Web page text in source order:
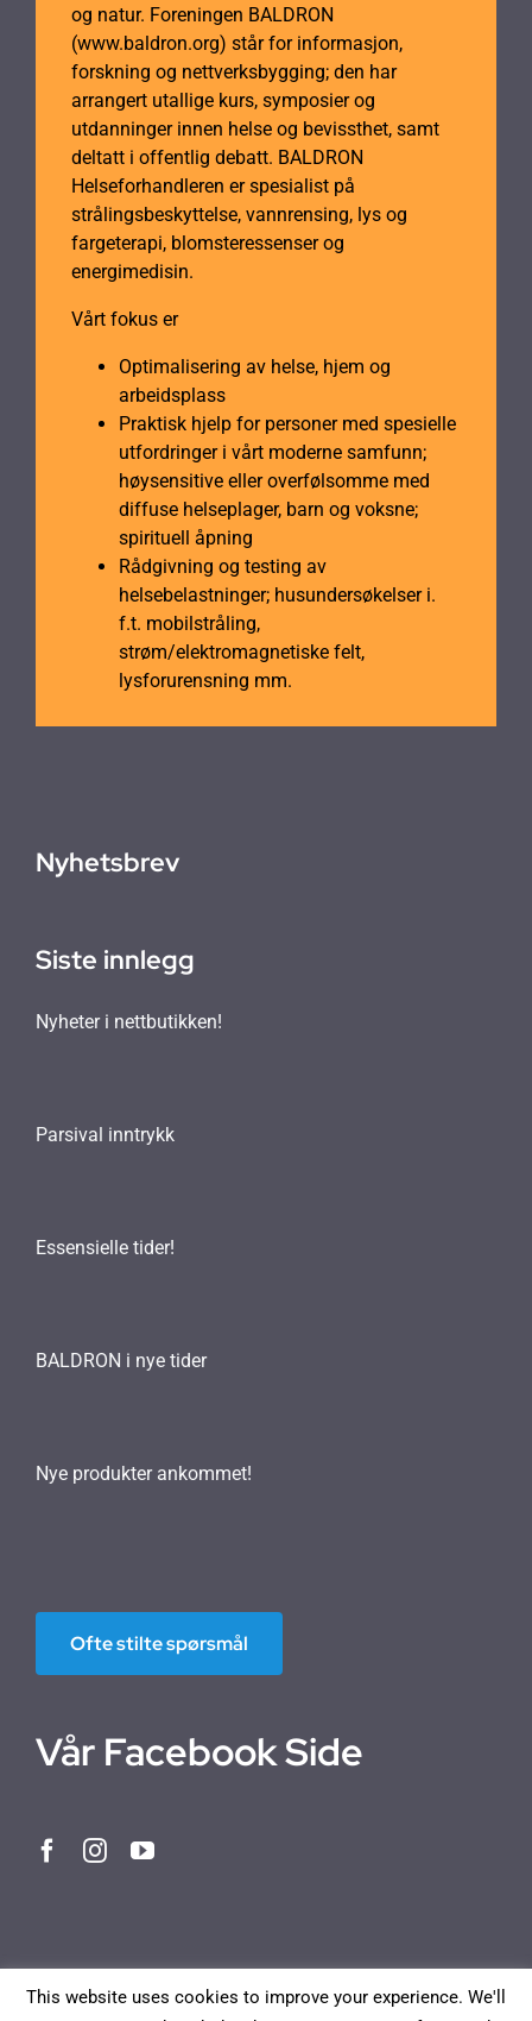
og natur. Foreningen BALDRON
(www.baldron.org) står for informasjon,
forskning og nettverksbygging; den har
arrangert utallige kurs, symposier og
utdanninger innen helse og bevissthet, samt
deltatt i offentlig debatt. BALDRON
Helseforhandleren er spesialist på
strålingsbeskyttelse, vannrensing, lys og
fargeterapi, blomsteressenser og
energimedisin.
Vårt fokus er
Optimalisering av helse, hjem og
arbeidsplass
Praktisk hjelp for personer med spesielle
utfordringer i vårt moderne samfunn;
høysensitive eller overfølsomme med
diffuse helseplager, barn og voksne;
spirituell åpning
Rådgivning og testing av
helsebelastninger; husundersøkelser i.
f.t. mobilstråling,
strøm/elektromagnetiske felt,
lysforurensning mm.
Nyhetsbrev
Siste innlegg
Nyheter i nettbutikken!
Parsival inntrykk
Essensielle tider!
BALDRON i nye tider
Nye produkter ankommet!
Ofte stilte spørsmål
Vår Facebook Side
This website uses cookies to improve your experience. We'll